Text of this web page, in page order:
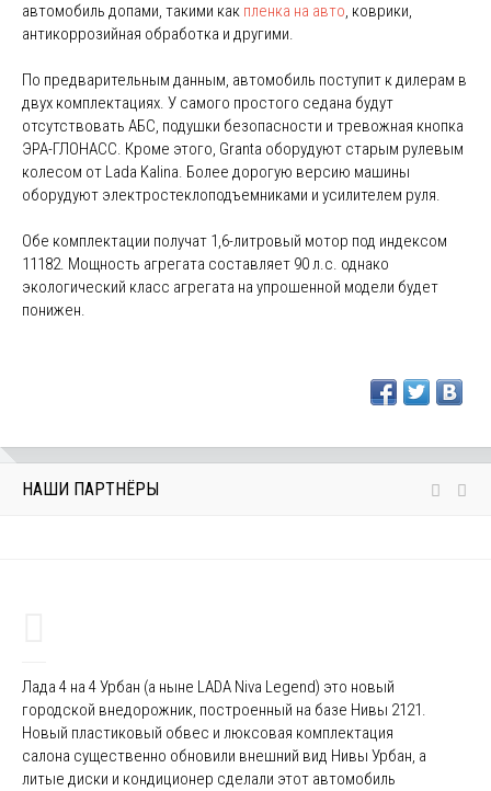
автомобиль допами, такими как пленка на авто, коврики,
антикоррозийная обработка и другими.
По предварительным данным, автомобиль поступит к дилерам в
двух комплектациях. У самого простого седана будут
отсутствовать АБС, подушки безопасности и тревожная кнопка
ЭРА-ГЛОНАСС. Кроме этого, Granta оборудуют старым рулевым
колесом от Lada Kalina. Более дорогую версию машины
оборудуют электростеклоподъемниками и усилителем руля.
Обе комплектации получат 1,6-литровый мотор под индексом
11182. Мощность агрегата составляет 90 л.с. однако
экологический класс агрегата на упрошенной модели будет
понижен.
НАШИ ПАРТНЁРЫ
Лада 4 на 4 Урбан (а ныне LADA Niva Legend) это новый
городской внедорожник, построенный на базе Нивы 2121.
Новый пластиковый обвес и люксовая комплектация
салона существенно обновили внешний вид Нивы Урбан, а
литые диски и кондиционер сделали этот автомобиль